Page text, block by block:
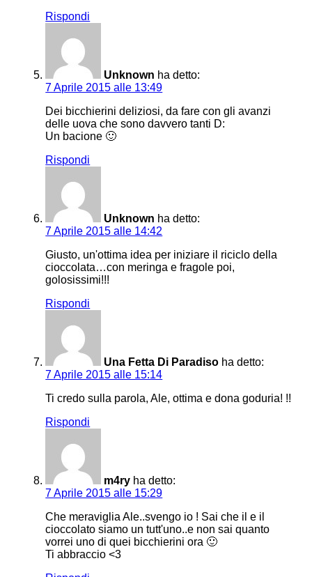
Rispondi
Unknown ha detto:
7 Aprile 2015 alle 13:49
Dei bicchierini deliziosi, da fare con gli avanzi
delle uova che sono davvero tanti D:
Un bacione 🙂
Rispondi
Unknown ha detto:
7 Aprile 2015 alle 14:42
Giusto, un'ottima idea per iniziare il riciclo della
cioccolata…con meringa e fragole poi,
golosissimi!!!
Rispondi
Una Fetta Di Paradiso ha detto:
7 Aprile 2015 alle 15:14
Ti credo sulla parola, Ale, ottima e dona goduria! !!
Rispondi
m4ry ha detto:
7 Aprile 2015 alle 15:29
Che meraviglia Ale..svengo io ! Sai che il e il
cioccolato siamo un tutt'uno..e non sai quanto
vorrei uno di quei bicchierini ora 🙂
Ti abbraccio <3